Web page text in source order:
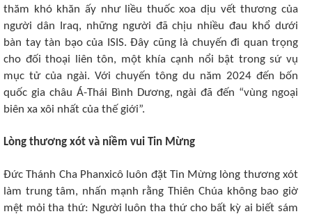
thăm khó khăn ấy như liều thuốc xoa dịu vết thương của
người dân Iraq, những người đã chịu nhiều đau khổ dưới
bàn tay tàn bạo của ISIS. Đây cũng là chuyến đi quan trọng
cho đối thoại liên tôn, một khía cạnh nổi bật trong sứ vụ
mục tử của ngài. Với chuyến tông du năm 2024 đến bốn
quốc gia châu Á-Thái Bình Dương, ngài đã đến “vùng ngoại
biên xa xôi nhất của thế giới”.
Lòng thương xót và niềm vui Tin Mừng
Đức Thánh Cha Phanxicô luôn đặt Tin Mừng lòng thương xót
làm trung tâm, nhấn mạnh rằng Thiên Chúa không bao giờ
mệt mỏi tha thứ: Người luôn tha thứ cho bất kỳ ai biết sám